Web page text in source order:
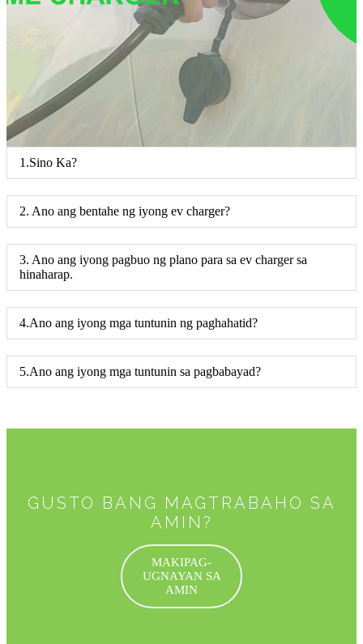
1.Sino Ka?
2. Ano ang bentahe ng iyong ev charger?
3. Ano ang iyong pagbuo ng plano para sa ev charger sa
hinaharap.
4.Ano ang iyong mga tuntunin ng paghahatid?
5.Ano ang iyong mga tuntunin sa pagbabayad?
GUSTO BANG MAGTRABAHO SA
AMIN?
MAKIPAG-
UGNAYAN SA
AMIN